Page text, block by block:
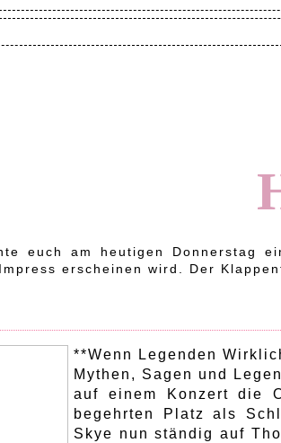
euch am heutigen Donnerstag
erscheinen wird. Der
**Wenn Legenden
Mythen, Sagen und
auf einem Konzert die
begehrten Platz als
Skye nun ständig auf